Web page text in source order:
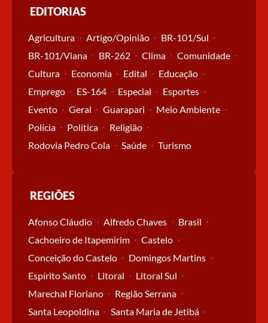
EDITORIAS
Agricultura Artigo/Opinião
BR-101/Sul
BR-101/Viana
BR-262 Clima
Comunidade
Cultura
Economia Edital
Educação
Emprego
ES-164 Especial
Esportes
Evento
Geral Guarapari
Meio Ambiente
Polícia
Política
Religião
Rodovia Pedro Cola
Saúde Turismo
REGIÕES
Afonso Cláudio Alfredo Chaves
Brasil
Cachoeiro de Itapemirim
Castelo
Conceição do Castelo
Domingos Martins
Espírito Santo
Litoral
Litoral Sul
Marechal Floriano
Região Serrana
Santa Leopoldina
Santa Maria de Jetibá